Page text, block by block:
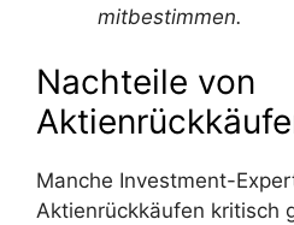
mitbestimmen.
Nachteile von
Manche Investment-
Aktienrückkäufen kritisch